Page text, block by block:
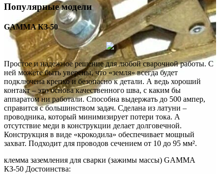
Популярные модели
GAMMA КЗ-50
Простое и надежное решение для любой сварочной работы. С
ней можете быть уверены, что «земля» всегда будет
подключена крепко и безопасно к детали. А ведь хороший
контакт – это основа качественного шва, с каким бы
аппаратом ни работали. Способна выдержать до 500 ампер,
справится с большинством задач. Сделана из латуни –
проводника, который минимизирует потери тока. А
отсутствие меди в конструкции делает долговечной.
Конструкция в виде «крокодила» обеспечивает мощный
захват. Подходит для проводов сечением от 10 до 95 мм².
клемма заземления для сварки (зажимы массы) GAMMA
КЗ-50 Достоинства: